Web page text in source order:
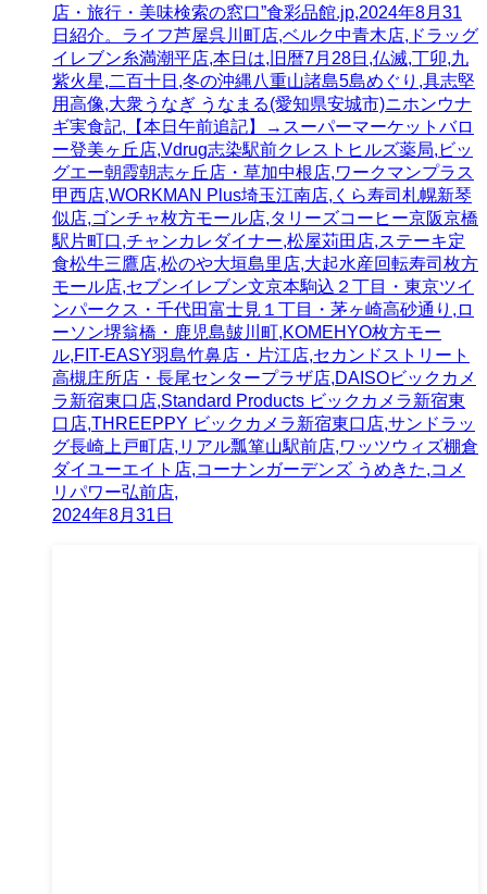
店・旅行・美味検索の窓口”食彩品館.jp,2024年8月31
日紹介。ライフ芦屋呉川町店,ベルク中青木店,ドラッグ
イレブン糸満潮平店,本日は,旧暦7月28日,仏滅,丁卯,九
紫火星,二百十日,冬の沖縄八重山諸島5島めぐり,具志堅
用高像,大衆うなぎ うなまる(愛知県安城市)ニホンウナ
ギ実食記,【本日午前追記】→スーパーマーケットバロ
ー登美ヶ丘店,Vdrug志染駅前クレストヒルズ薬局,ビッ
グエー朝霞朝志ヶ丘店・草加中根店,ワークマンプラス
甲西店,WORKMAN Plus埼玉江南店,くら寿司札幌新琴
似店,ゴンチャ枚方モール店,タリーズコーヒー京阪京橋
駅片町口,チャンカレダイナー,松屋苅田店,ステーキ定
食松牛三鷹店,松のや大垣島里店,大起水産回転寿司枚方
モール店,セブンイレブン文京本駒込２丁目・東京ツイ
ンパークス・千代田富士見１丁目・茅ヶ崎高砂通り,ロ
ーソン堺翁橋・鹿児島皷川町,KOMEHYO枚方モー
ル,FIT-EASY羽島竹鼻店・片江店,セカンドストリート
高槻庄所店・長尾センタープラザ店,DAISOビックカメ
ラ新宿東口店,Standard Products ビックカメラ新宿東
口店,THREEPPY ビックカメラ新宿東口店,サンドラッ
グ長崎上戸町店,リアル瓢箪山駅前店,ワッツウィズ棚倉
ダイユーエイト店,コーナンガーデンズ うめきた,コメ
リパワー弘前店,
2024年8月31日